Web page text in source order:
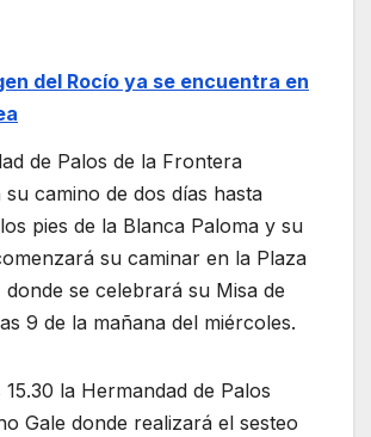
del Rocío ya se encuentra en
de Palos de la Frontera
camino de dos días hasta
pies de la Blanca Paloma y su
su caminar en la Plaza
donde se celebrará su Misa de
9 de la mañana del miércoles.
la Hermandad de Palos
Gale donde realizará el sesteo